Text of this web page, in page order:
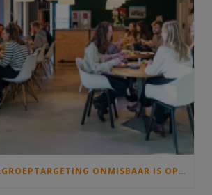
WAAROM DOELGROEPTARGETING ONMISBAAR IS OP JOUW INTRANET